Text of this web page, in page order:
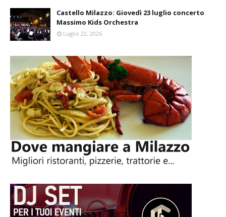
Castello Milazzo: Giovedì 23 luglio concerto
Massimo Kids Orchestra
Luglio 22, 2026